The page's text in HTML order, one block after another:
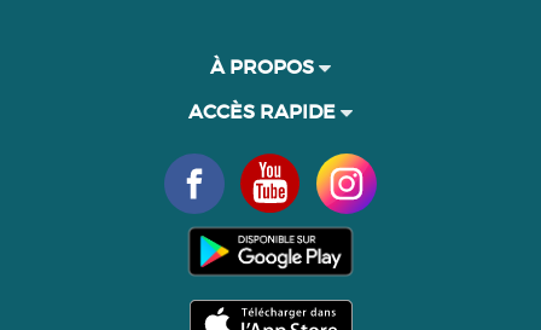
À PROPOS
ACCÈS RAPIDE